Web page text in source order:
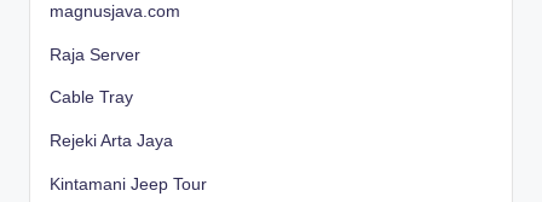
magnusjava.com
Raja Server
Cable Tray
Rejeki Arta Jaya
Kintamani Jeep Tour